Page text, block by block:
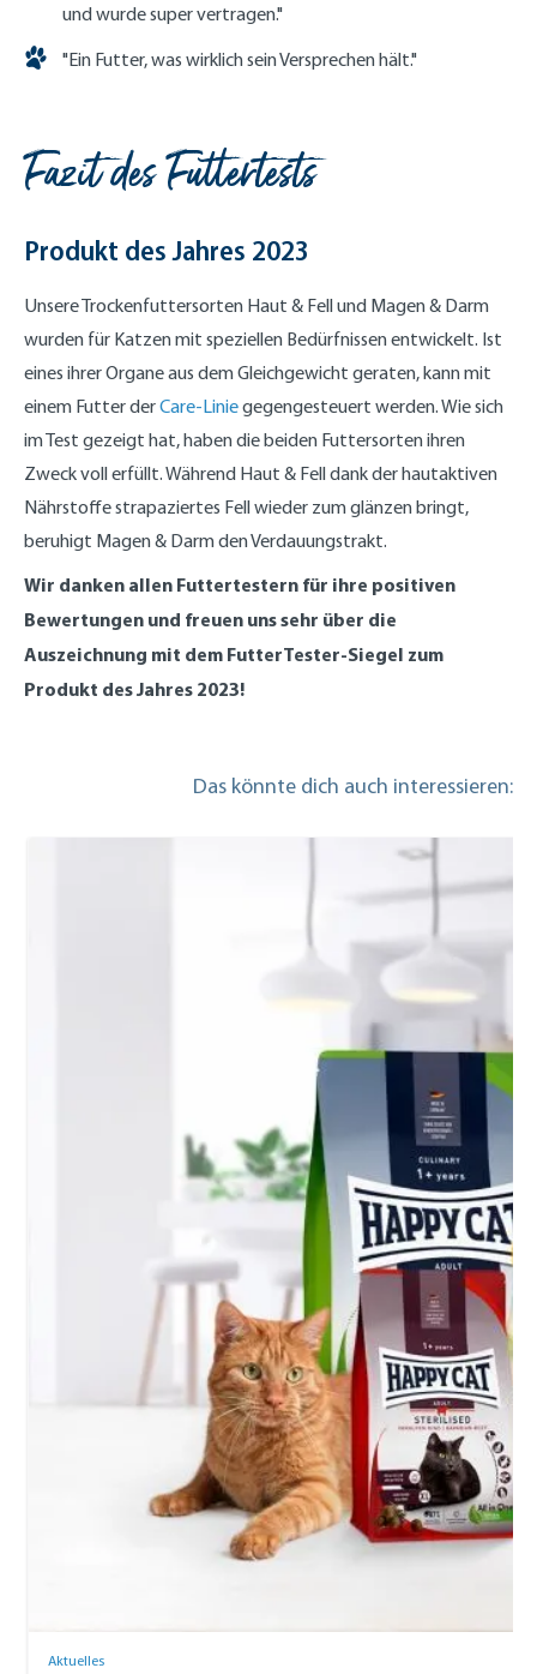
und wurde super vertragen."
"Ein Futter, was wirklich sein Versprechen hält."
Fazit des Futtertests
Produkt des Jahres 2023
Unsere Trockenfuttersorten Haut & Fell und Magen & Darm
wurden für Katzen mit speziellen Bedürfnissen entwickelt. Ist
eines ihrer Organe aus dem Gleichgewicht geraten, kann mit
einem Futter derCare-Liniegegengesteuert werden. Wie sich
im Test gezeigt hat, haben die beiden Futtersorten ihren
Zweck voll erfüllt. Während Haut & Fell dank der hautaktiven
Nährstoffe strapaziertes Fell wieder zum glänzen bringt,
beruhigt Magen & Darm den Verdauungstrakt.
Wir danken allen Futtertestern für ihre positiven
Bewertungen und freuen uns sehr über die
Auszeichnung mit dem FutterTester-Siegel zum
Produkt des Jahres 2023!
Das könnte dich auch interessieren:
Aktuelles